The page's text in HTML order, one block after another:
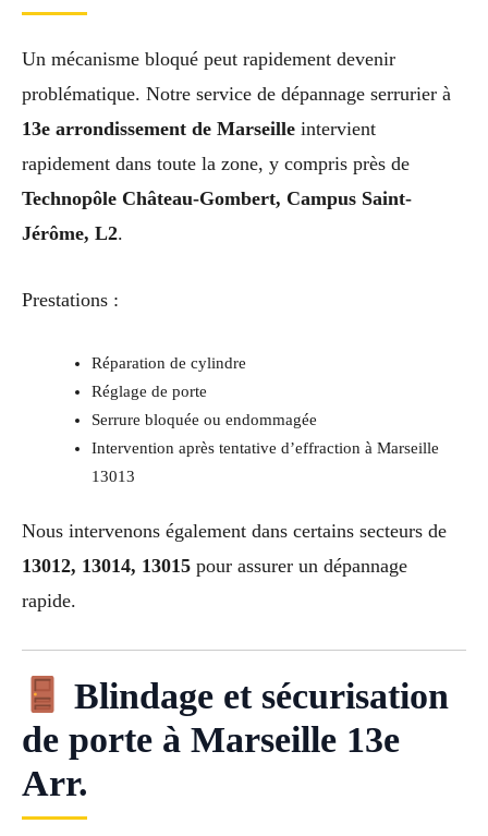
Un mécanisme bloqué peut rapidement devenir
problématique. Notre service de dépannage serrurier à
13e arrondissement de Marseille intervient
rapidement dans toute la zone, y compris près de
Technopôle Château-Gombert, Campus Saint-
Jérôme, L2.
Prestations :
Réparation de cylindre
Réglage de porte
Serrure bloquée ou endommagée
Intervention après tentative d’effraction à Marseille
13013
Nous intervenons également dans certains secteurs de
13012, 13014, 13015 pour assurer un dépannage
rapide.
Blindage et sécurisation
de porte à Marseille 13e
Arr.